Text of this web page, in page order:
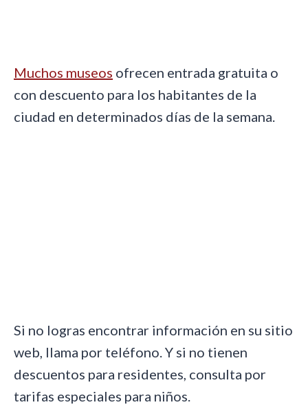
Muchos museos ofrecen entrada gratuita o
con descuento para los habitantes de la
ciudad en determinados días de la semana.
Si no logras encontrar información en su sitio
web, llama por teléfono. Y si no tienen
descuentos para residentes, consulta por
tarifas especiales para niños.